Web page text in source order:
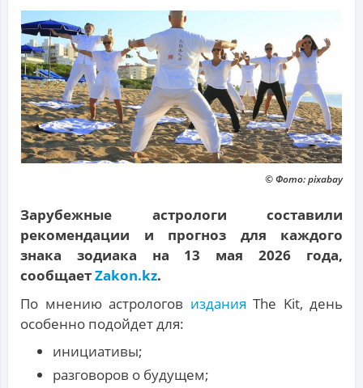
© Фото: pixabay
Зарубежные астрологи составили
рекомендации и прогноз для каждого
знака зодиака на 13 мая 2026 года,
сообщаетZakon.kz.
По мнению астрологов издания The Kit, день
особенно подойдет для:
инициативы;
разговоров о будущем;